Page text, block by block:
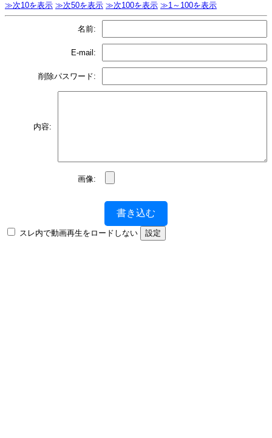
≫次10を表示 ≫次50を表示 ≫次100を表示 ≫1～100を表示
名前:
E-mail:
削除パスワード:
内容:
画像:
書き込む
スレ内で動画再生をロードしない